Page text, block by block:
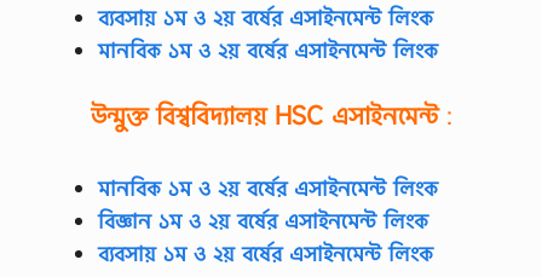
ব্যবসায় ১ম ও ২য় বর্ষের এসাইনমেন্ট লিংক
মানবিক ১ম ও ২য় বর্ষের এসাইনমেন্ট লিংক
উন্মুক্ত বিশ্ববিদ্যালয় HSC এসাইনমেন্ট:
মানবিক ১ম ও ২য় বর্ষের এসাইনমেন্ট লিংক
বিজ্ঞান ১ম ও ২য় বর্ষের এসাইনমেন্ট লিংক
ব্যবসায় ১ম ও ২য় বর্ষের এসাইনমেন্ট লিংক